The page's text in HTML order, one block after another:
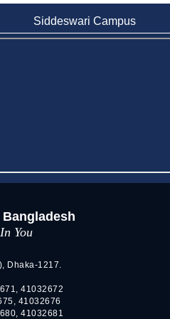
Play a Crucial Role
Universities in
Siddeswari Campus
You
Dhaka-1217.
41032672
41032676
41032681